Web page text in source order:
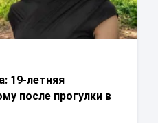
19-летняя
после прогулки в